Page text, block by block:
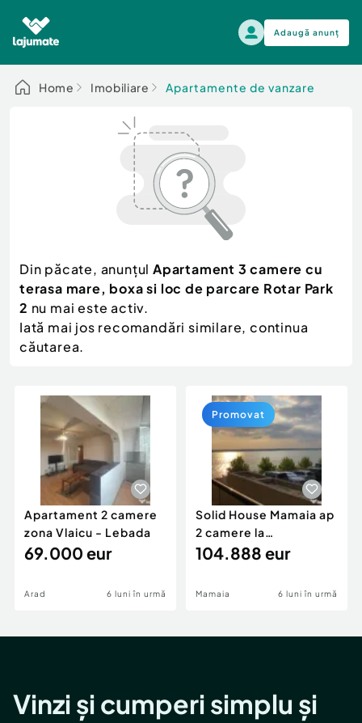
Adaugă anunț
Alege categoria
Auto, moto si ambarcatiuni
Electronice si electrocasnice
Mama si copilul
Moda si frumusete
Sport, timp liber, arta
Agro si Industrie
Animale de companie
Afaceri și echipamente profesionale
Inchiriere Bunuri si Vehicule
Auto, moto si ambarcatiuni
Scutere - ATV - UTV
Autoutilitare
Ambarcatiuni
Camioane - Rulote - Remorci
Motociclete
Piese auto si accesorii
Dacia Duster
Home Imobiliare Apartamente de vanzare
Din păcate, anunțul Apartament 3 camere cu
terasa mare, boxa si loc de parcare Rotar Park
2 nu mai este activ.
Iată mai jos recomandări similare, continua
căutarea.
Apartament 2 camere
zona Vlaicu - Lebada
69.000 eur
Arad 6 luni în urmă
Solid House Mamaia ap
2 camere la
cheie,langa Mega
104.888 eur
Mamaia 6 luni în urmă
Promovat
Vinzi și cumperi simplu și